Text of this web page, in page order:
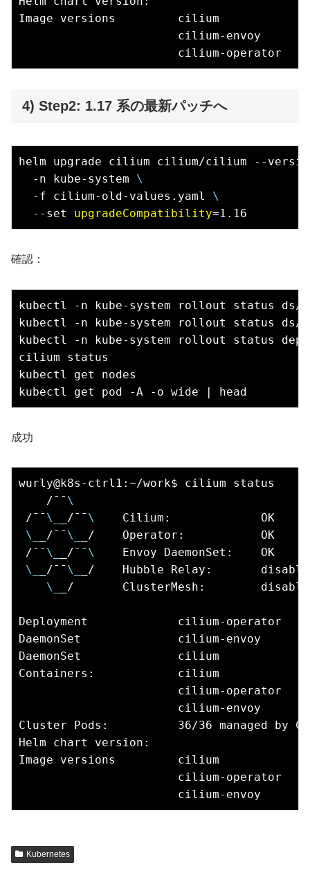
Image versions         cilium
cilium-envoy
4) Step2: 1.17 系の最新パッチへ
helm upgrade cilium cilium/cilium --
  -n kube-system
\
  -f cilium-old-values.yaml
\
  --set
upgradeCompatibility
確認：
kubectl -n kube-system rollout status ds/
kubectl -n kube-system rollout status
kubectl -n kube-system rollout status
cilium status
kubectl get nodes
成功
wurly@k8s-ctrl1:~/work$ cilium status
    /¯¯
\
/¯¯\_ _/¯¯\
   Cilium:             OK
\_
_/¯¯\_
_/    Operator:           OK
/¯¯\_ _/¯¯\
   Envoy DaemonSet:    OK
\_
_/¯¯\_
_/    Hubble Relay:
\_
_/       ClusterMesh:
Deployment             cilium-operator
DaemonSet              cilium-envoy
DaemonSet              cilium
Containers:            cilium
cilium-operator
cilium-envoy
Cluster Pods:          36/36 managed by
Helm chart version:
Image versions         cilium             quay.io/
cilium-operator
Kubernetes